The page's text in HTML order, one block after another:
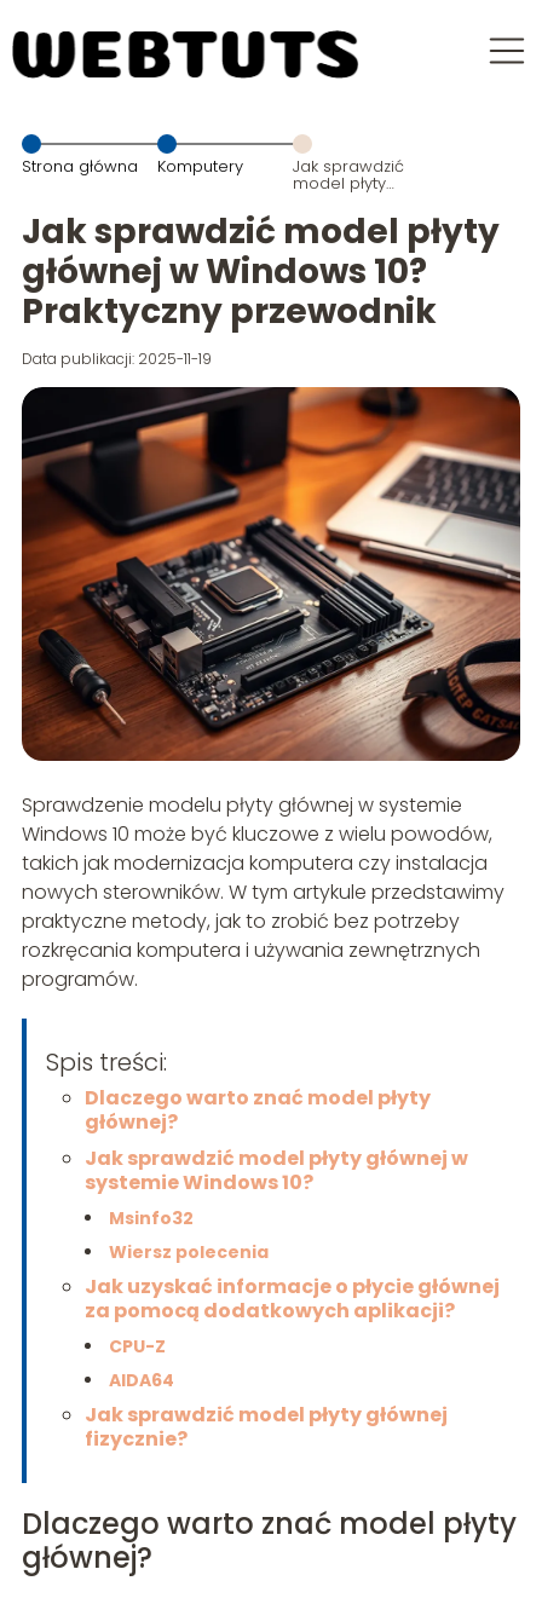
Strona główna Komputery Jak sprawdzić
model płyty
Windows 10?
Praktyczny
Jak sprawdzić model płyty
głównej w Windows 10?
Praktyczny przewodnik
Data publikacji: 2025-11-19
Sprawdzenie modelu płyty głównej w systemie
Windows 10 może być kluczowe z wielu powodów,
takich jak modernizacja komputera czy instalacja
nowych sterowników. W tym artykule przedstawimy
praktyczne metody, jak to zrobić bez potrzeby
rozkręcania komputera i używania zewnętrznych
programów.
Spis treści:
Dlaczego warto znać model płyty
głównej?
Jak sprawdzić model płyty głównej w
systemie Windows 10?
Msinfo32
Wiersz polecenia
Jak uzyskać informacje o płycie głównej
za pomocą dodatkowych aplikacji?
CPU-Z
AIDA64
Jak sprawdzić model płyty głównej
fizycznie?
Dlaczego warto znać model płyty
głównej?